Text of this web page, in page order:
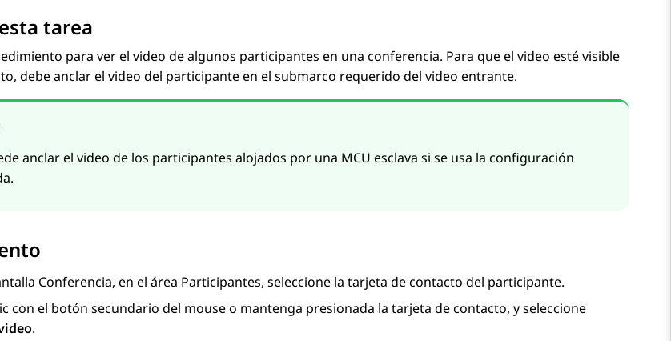
tarea
para ver el video de algunos participantes en una conferencia. Para que el video esté visible
debe anclar el video del participante en el submarco requerido del video entrante.
anclar el video de los participantes alojados por una MCU esclava si se usa la configuración
Conferencia, en el área Participantes, seleccione la tarjeta de contacto del participante.
con el botón secundario del mouse o mantenga presionada la tarjeta de contacto, y seleccione
.